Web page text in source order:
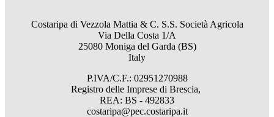
Costaripa di Vezzola Mattia & C. S.S. Società Agricola
Via Della Costa 1/A
25080 Moniga del Garda (BS)
Italy
P.IVA/C.F.: 02951270988
Registro delle Imprese di Brescia,
REA: BS - 492833
costaripa@pec.costaripa.it